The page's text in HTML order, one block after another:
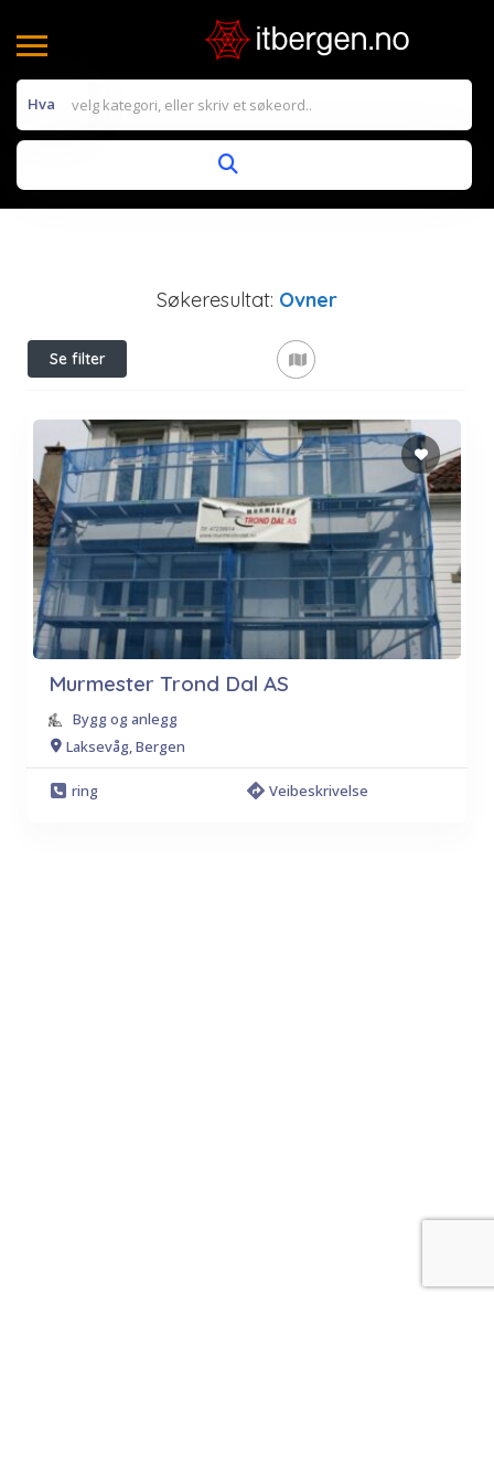
Hva
Søkeresultat: Ovner
Se filter
Murmester Trond Dal AS
Bygg og anlegg
Laksevåg, Bergen
ring Veibeskrivelse